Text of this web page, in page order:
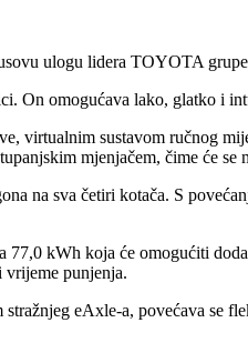
ulogu lidera TOYOTA
On omogućava lako, glatko i
virtualnim sustavom ručnog
mjenjačem, čime će
na sva četiri kotača. S
kWh koja će omogućiti
vrijeme punjenja.
eAxle-a, povećava se